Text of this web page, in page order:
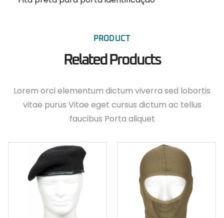
PRODUCT
Related Products
Lorem orci elementum dictum viverra sed lobortis
vitae purus Vitae eget cursus dictum ac tellus
faucibus Porta aliquet